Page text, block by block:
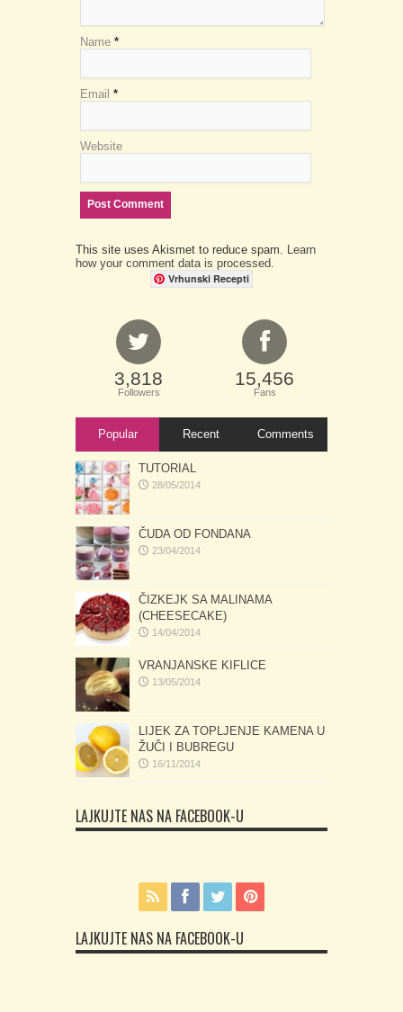
Name *
Email *
Website
This site uses Akismet to reduce spam.
Learn
how your comment data is processed.
Vrhunski Recepti
3,818
Followers
15,456
Fans
Popular Recent Comments
TUTORIAL
28/05/2014
ČUDA OD FONDANA
23/04/2014
ČIZKEJK SA MALINAMA
(CHEESECAKE)
14/04/2014
VRANJANSKE KIFLICE
13/05/2014
LIJEK ZA TOPLJENJE KAMENA U
ŽUČI I BUBREGU
16/11/2014
LAJKUJTE NAS NA FACEBOOK-U
LAJKUJTE NAS NA FACEBOOK-U